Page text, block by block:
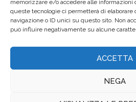
memorizzare e/o accedere alle informazioni
queste tecnologie ci permetterà di elaborare
navigazione o ID unici su questo sito. Non
può influire negativamente su alcune
ACCETTA
NEGA
Contattaci
Privacy Policy